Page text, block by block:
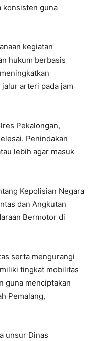
konsisten guna
kegiatan
hukum berbasis
arteri pada jam
Pekalongan,
Penindakan
lebih agar masuk
Kepolisian Negara
dan Angkutan
Bermotor di
serta mengurangi
tingkat mobilitas
guna menciptakan
Pemalang,
unsur Dinas